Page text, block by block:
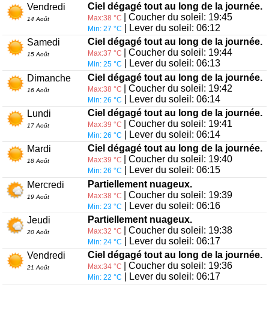
Vendredi
14 Août
Ciel dégagé tout au long de la journée.
Max:38 °C | Coucher du soleil: 19:45
Min: 27 °C
| Lever du soleil: 06:12
Samedi
15 Août
Ciel dégagé tout au long de la journée.
Max:37 °C | Coucher du soleil: 19:44
Min: 25 °C
| Lever du soleil: 06:13
Dimanche
16 Août
Ciel dégagé tout au long de la journée.
Max:38 °C | Coucher du soleil: 19:42
Min: 26 °C
| Lever du soleil: 06:14
Lundi
17 Août
Ciel dégagé tout au long de la journée.
Max:39 °C | Coucher du soleil: 19:41
Min: 26 °C
| Lever du soleil: 06:14
Mardi
18 Août
Ciel dégagé tout au long de la journée.
Max:39 °C | Coucher du soleil: 19:40
Min: 26 °C
| Lever du soleil: 06:15
Mercredi
19 Août
Partiellement nuageux.
Max:38 °C | Coucher du soleil: 19:39
Min: 23 °C
| Lever du soleil: 06:16
Jeudi
20 Août
Partiellement nuageux.
Max:32 °C | Coucher du soleil: 19:38
Min: 24 °C
| Lever du soleil: 06:17
Vendredi
21 Août
Ciel dégagé tout au long de la journée.
Max:34 °C | Coucher du soleil: 19:36
Min: 22 °C | Lever du soleil: 06:17